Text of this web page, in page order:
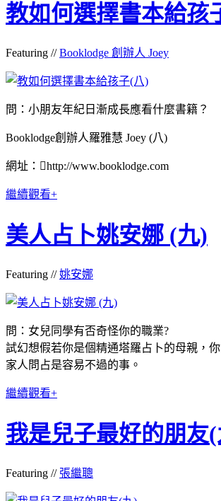
教如何選擇書本給孩
Featuring //Booklodge 創辦人 Joey
問：小朋友年紀日漸成長應看什麼書籍？
Booklodge創辦人羅雅慧 Joey (八)
網址：http://www.booklodge.com
繼續觀看+
美人占卜姚安娜 (九)
Featuring //姚安娜
問：女兒同學有否奇怪你的職業?
試幻想假若你是個精通塔羅占卜的母親，
家人問占是容易不過的事。
繼續觀看+
我是兒子最好的朋友
Featuring // 張繼聰